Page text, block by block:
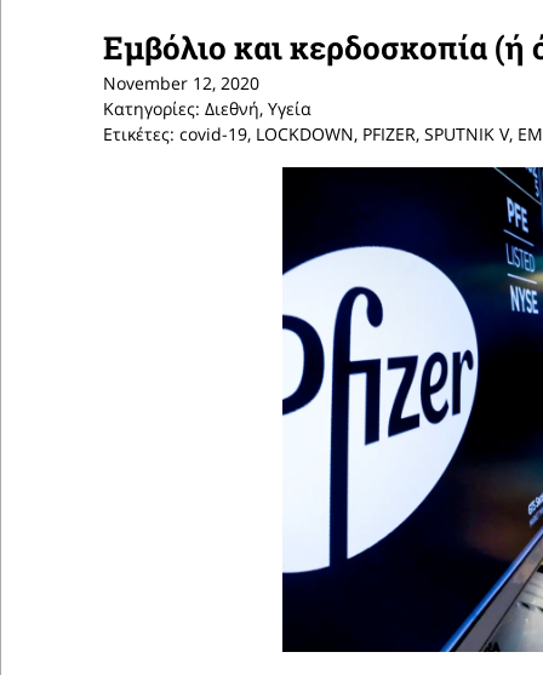
Εμβόλιο και κερδοσκοπία
November 12, 2020
Κατηγορίες: Διεθνή, Υγεία
Ετικέτες: covid-19, LOCKDOWN, PFIZER, SPUTNIK